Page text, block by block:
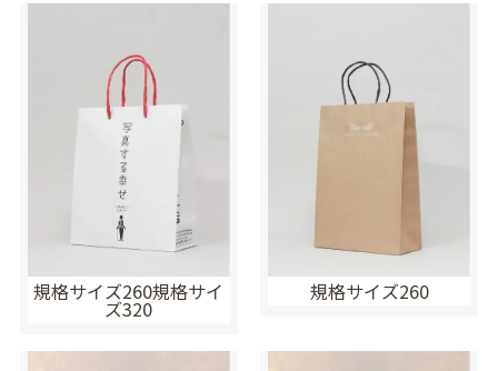
規格サイズ260規格サイ
ズ320
規格サイズ260